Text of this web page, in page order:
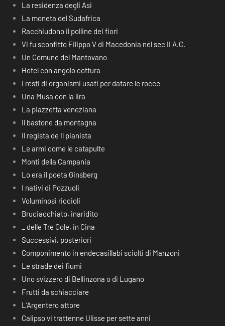
La residenza degli Asi
La moneta del Sudafrica
Racchiudono il polline dei fiori
Vi fu sconfitto Filippo V di Macedonia nel sec II A.C.
Un Comune del Mantovano
Hotel con angolo cottura
I resti di organismi usati per datare le rocce
Una Musa con la lira
La piazzetta veneziana
Il bastone da montagna
Il regista de Il pianista
Le armi come le catapulte
Monti della Campania
Lo era il poeta Ginsberg
I nativi di Pozzuoli
Voluminosi riccioli
Bruciacchiato, inaridito
_ delle Tre Gole, in Cina
Successivi, posteriori
Componimento in endecasillabi sciolti di Manzoni
Le strade dei fiumi
Uno svizzero di Bellinzona o di Lugano
Frutti da schiacciare
L’Argentero attore
Calipso vi trattenne Ulisse per sette anni